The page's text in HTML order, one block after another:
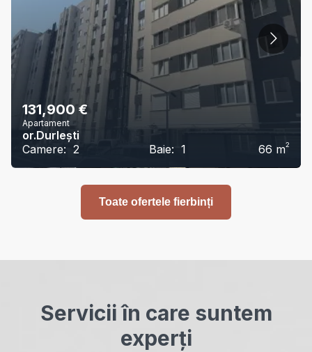
131,900€
Apartament
or.Durlești
Camere: 2 Baie: 1 66 m2
Toate ofertele fierbinți
Servicii în care suntem
experți